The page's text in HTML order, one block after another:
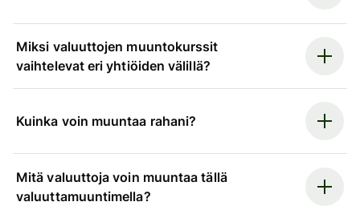
Miksi valuuttojen muuntokurssit
vaihtelevat eri yhtiöiden välillä?
Kuinka voin muuntaa rahani?
Mitä valuuttoja voin muuntaa tällä
valuuttamuuntimella?